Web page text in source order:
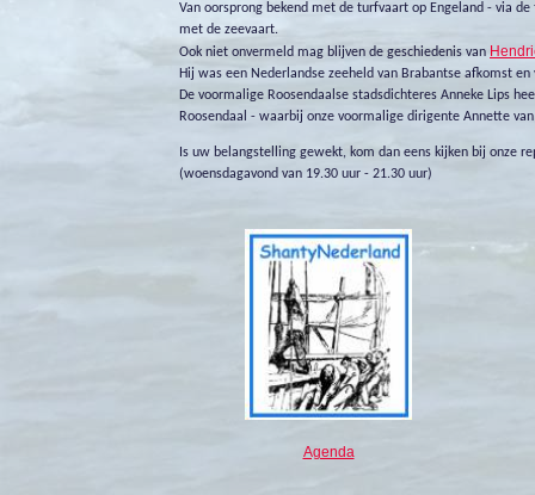
Van oorsprong bekend met de turfvaart op Engeland - via
met de zeevaart.
Ook niet onvermeld mag blijven de geschiedenis van
Hij was een Nederlandse zeeheld van Brabantse afkomst
De voormalige Roosendaalse stadsdichteres Anneke Lips
Roosendaal - waarbij onze voormalige dirigente Annette
Is uw belangstelling gewekt, kom dan eens kijken bij onze
(woensdagavond van 19.30 uur - 21.30 uur)
Agenda